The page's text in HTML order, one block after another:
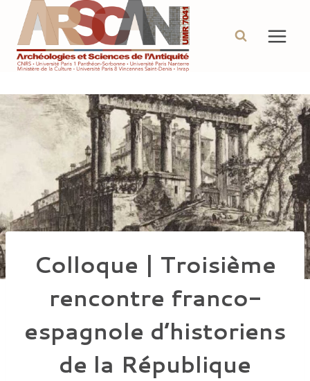
contenu
Colloque | Troisième
rencontre franco-
espagnole d’historiens
de la République